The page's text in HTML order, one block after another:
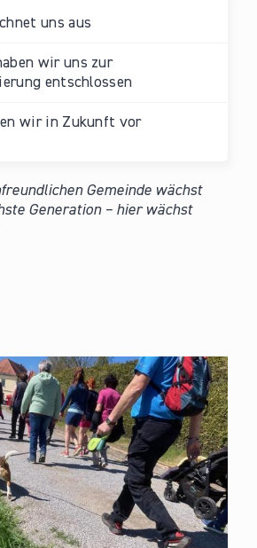
uns aus
wir uns zur
entschlossen
wir in Zukunft vor
Gemeinde wächst
Generation – hier wächst